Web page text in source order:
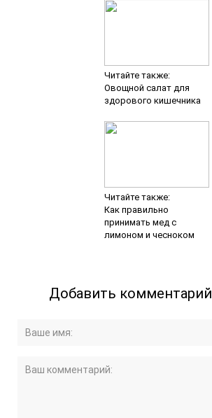
Читайте также:
Овощной салат для
здорового кишечника
Читайте также:
Как правильно
принимать мед с
лимоном и чесноком
Добавить комментарий